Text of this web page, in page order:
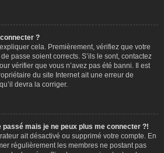
?
cela. Premièrement, vérifiez que votre
passe soient corrects. S’ils le sont, contactez
vérifier que vous n’avez pas été banni. Il est
du site Internet ait une erreur de
devra la corriger.
mais je ne peux plus me connecter ?!
ait désactivé ou supprimé votre compte. En
régulièrement les membres ne postant pas